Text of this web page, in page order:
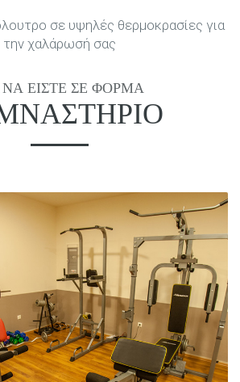
σε υψηλές θερμοκρασίες για
την χαλάρωσή σας
ΝΑ ΕΊΣΤΕ ΣΕ ΦΌΡΜΑ